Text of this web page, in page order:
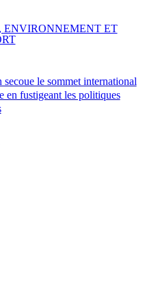
secoue le sommet international
en fustigeant les politiques
ENVIRONNEMENT ET